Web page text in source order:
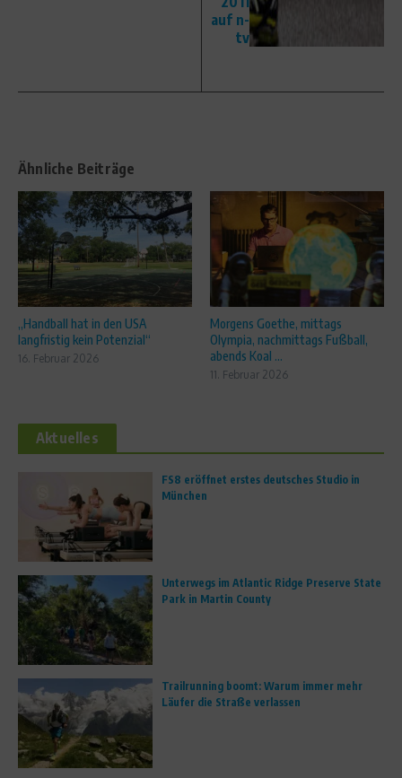
auf n-
tv
Ähnliche Beiträge
„Handball hat in den USA
langfristig kein Potenzial“
16. Februar 2026
Morgens Goethe, mittags
Olympia, nachmittags Fußball,
abends Koal ...
11. Februar 2026
Aktuelles
FS8 eröffnet erstes deutsches Studio in
München
Unterwegs im Atlantic Ridge Preserve State
Park in Martin County
Trailrunning boomt: Warum immer mehr
Läufer die Straße verlassen